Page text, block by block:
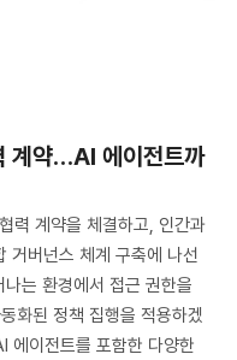
계약…AI 에이전트까
력 계약을 체결하고, 인간과
거버넌스 체계 구축에 나선
는 환경에서 접근 권한을
화된 정책 집행을 적용하겠
에이전트를 포함한 다양한